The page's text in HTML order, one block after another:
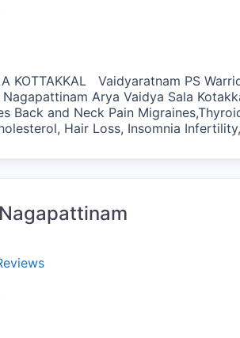
KOTTAKKAL Vaidyaratnam PS
Arya Vaidya Sala
Back and Neck Pain
Hair Loss, Insomnia